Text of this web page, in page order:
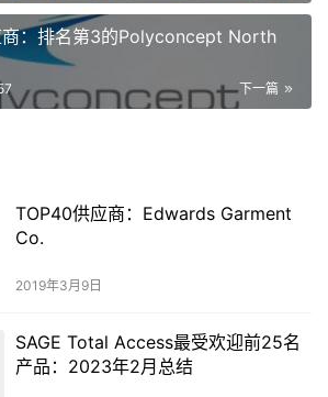
：排名第3的Polyconcept North
下一篇
TOP40供应商：Edwards Garment
Co.
2019年3月9日
SAGE Total Access最受欢迎前25名
产品：2023年2月总结